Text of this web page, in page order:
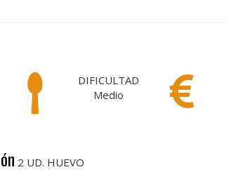
DIFICULTAD
Medio
2 UD. HUEVO